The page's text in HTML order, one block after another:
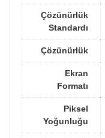
Çözünürlük
Standardı
Çözünürlük
Ekran
Formatı
Piksel
Yoğunluğu